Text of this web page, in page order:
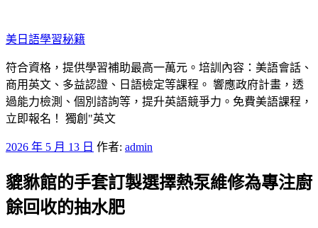
至
主
要
內
容
美日語學​​習秘籍
符合資格，提供學習補助最高一萬元。培訓內容：美語會話、
商用英文、多益認證、日語檢定等課程。 響應政府計畫，透
過能力檢測、個別諮詢等，提升英語競爭力。免費美語課程，
立即報名！ 獨創"英文
發
於
2026 年 5 月 13 日 作者: admin
貔貅館的手套訂製選擇熱泵維修為專注廚
餘回收的抽水肥